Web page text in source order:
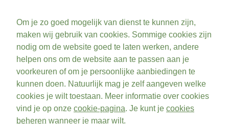
Om je zo goed mogelijk van dienst te kunnen zijn,
maken wij gebruik van cookies. Sommige cookies zijn
nodig om de website goed te laten werken, andere
helpen ons om de website aan te passen aan je
voorkeuren of om je persoonlijke aanbiedingen te
kunnen doen. Natuurlijk mag je zelf aangeven welke
cookies je wilt toestaan. Meer informatie over cookies
vind je op onze cookie-pagina. Je kunt je cookies
beheren wanneer je maar wilt.